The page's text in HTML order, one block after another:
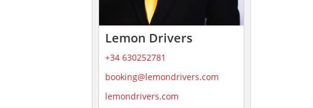
Lemon Drivers
+34 630252781
booking@lemondrivers.com
lemondrivers.com